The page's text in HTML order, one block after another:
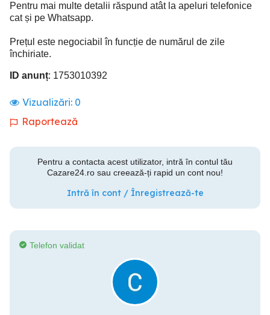
Pentru mai multe detalii răspund atât la apeluri telefonice
cat și pe Whatsapp.
Prețul este negociabil în funcție de numărul de zile
închiriate.
ID anunț: 1753010392
Vizualizări: 0
Raportează
Pentru a contacta acest utilizator, intră în contul tău
Cazare24.ro sau creează-ți rapid un cont nou!
Intră în cont / Înregistrează-te
Telefon validat